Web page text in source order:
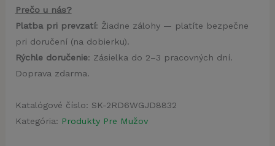
Prečo u nás?
Platba pri prevzatí: Žiadne zálohy — platíte bezpečne
pri doručení (na dobierku).
Rýchle doručenie: Zásielka do 2–3 pracovných dní.
Doprava zdarma.
Katalógové číslo: SK-2RD6WGJD8832
Kategória: Produkty Pre Mužov